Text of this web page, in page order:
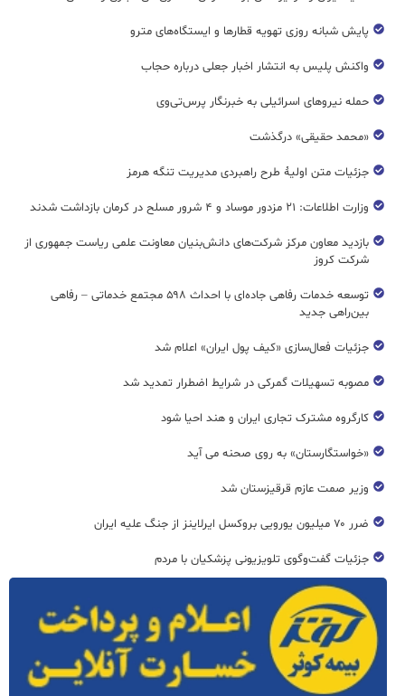
پایش شبانه روزی تهویه قطار‌ها و ایستگاه‌های مترو
واکنش پلیس به انتشار اخبار جعلی درباره حجاب
حمله نیروهای اسرائیلی به خبرنگار پرس‌تی‌وی
«محمد حقیقی» درگذشت
جزئیات متن اولیۀ طرح راهبردی مدیریت تنگه هرمز
وزارت اطلاعات: ۲۱ مزدور موساد و ۴ شرور مسلح در کرمان بازداشت شدند
بازدید معاون مرکز شرکت‌های دانش‌بنیان معاونت علمی ریاست جمهوری از
شرکت کروز
توسعه خدمات رفاهی جاده‌ای با احداث ۵۹۸ مجتمع خدماتی – رفاهی
بین‌راهی جدید
جزئیات فعال‌سازی «کیف پول ایران» اعلام شد
مصوبه تسهیلات گمرکی در شرایط اضطرار تمدید شد
کارگروه مشترک تجاری ایران و هند احیا شود
«خواستگارستان» به روی صحنه می آید
وزیر صمت عازم قرقیزستان شد
ضرر ۷۰ میلیون یورویی بروکسل ایرلاینز از جنگ علیه ایران
جزئیات گفت‌وگوی تلویزیونی پزشکیان با مردم